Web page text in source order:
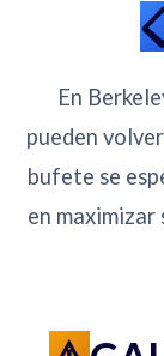
En
pueden
bufete se
en maximizar